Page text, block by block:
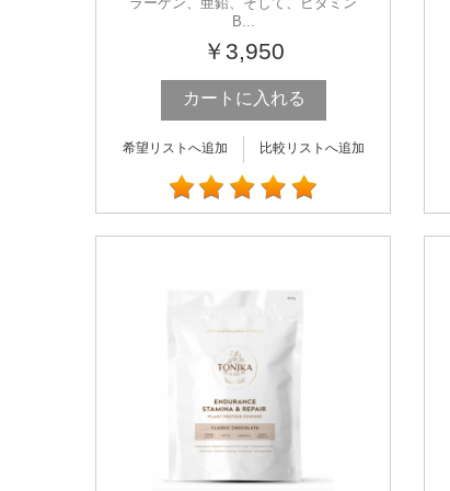
B...
￥3,950
カートに入れる
希望リストへ追加 比較リストへ追加